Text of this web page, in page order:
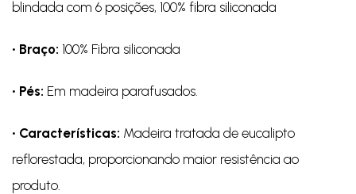
blindada com 6 posições, 100% fibra siliconada
• Braço: 100% Fibra siliconada
• Pés: Em madeira parafusados.
• Características: Madeira tratada de eucalipto
reflorestada, proporcionando maior resistência ao
produto.